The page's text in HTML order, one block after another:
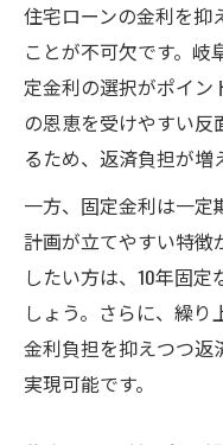
住宅ローンの金利を抑
ことが不可欠です。
定金利の選択がポイン
の恩恵を受けやすい反
るため、返済負担が増
一方、固定金利は一
計画が立てやすい特徴
したい方は、10年固
しょう。さらに、繰り
金利負担を抑えつつ返
実現可能です。